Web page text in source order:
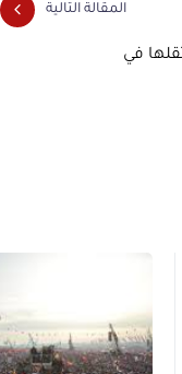
المقالة التالية
في